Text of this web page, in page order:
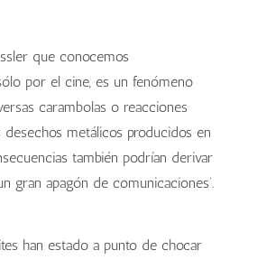
que conocemos
por el cine, es un fenómeno
carambolas o reacciones
metálicos producidos en
también podrían derivar
gran apagón de comunicaciones’.